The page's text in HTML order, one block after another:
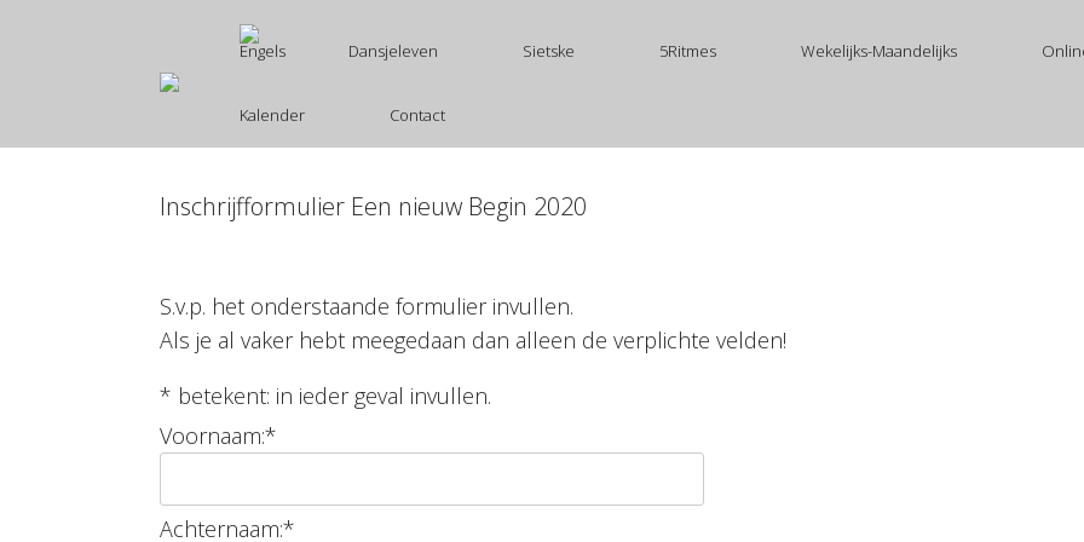
Dansjeleven Sietske 5Ritmes Wekelijks-Maandelijks
Kalender Contact
Inschrijfformulier Een nieuw Begin 2020
S.v.p. het onderstaande formulier invullen.
Als je al vaker hebt meegedaan dan alleen de verplichte velden!
* betekent: in ieder geval invullen.
Voornaam:*
Achternaam:*